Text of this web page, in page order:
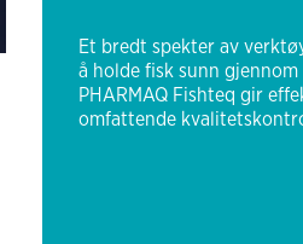
Et bredt spekter av
å holde fisk sunn
PHARMAQ Fishteq gir
omfattende